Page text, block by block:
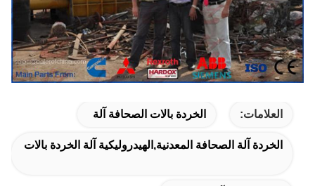
العلامات: الخردة بالات الصحافة آلة
الخردة آلة الصحافة المعدنية,الهيدروليكية آلة الخردة بالات